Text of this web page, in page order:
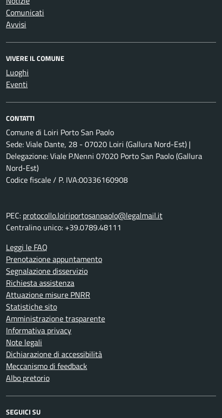
Comunicati
Avvisi
VIVERE IL COMUNE
Luoghi
Eventi
CONTATTI
Comune di Loiri Porto San Paolo
Sede: Viale Dante, 28 - 07020 Loiri (Gallura Nord-Est) |
Delegazione: Viale P.Nenni 07020 Porto San Paolo (Gallura
Nord-Est)
Codice fiscale / P. IVA:00336160908
PEC: protocollo.loiriportosanpaolo@legalmail.it
Centralino unico: +39.0789.48111
Leggi le FAQ
Prenotazione appuntamento
Segnalazione disservizio
Richiesta assistenza
Attuazione misure PNRR
Statistiche sito
Amministrazione trasparente
Informativa privacy
Note legali
Dichiarazione di accessibilità
Meccanismo di feedback
Albo pretorio
SEGUICI SU